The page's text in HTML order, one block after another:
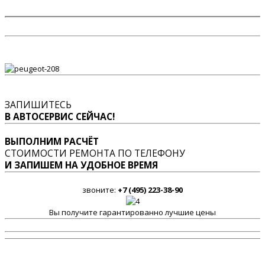
ЗАПИШИТЕСЬ
В АВТОСЕРВИС СЕЙЧАС!
ВЫПОЛНИМ РАСЧЁТ
СТОИМОСТИ РЕМОНТА ПО ТЕЛЕФОНУ
И ЗАПИШЕМ НА УДОБНОЕ ВРЕМЯ
звоните: +7 (495) 223-38-90
Вы получите гарантированно лучшие цены